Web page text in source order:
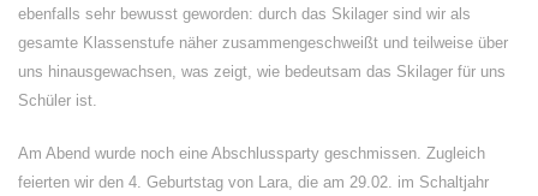
ebenfalls sehr bewusst geworden: durch das Skilager sind wir als
gesamte Klassenstufe näher zusammengeschweißt und teilweise über
uns hinausgewachsen, was zeigt, wie bedeutsam das Skilager für uns
Schüler ist.
Am Abend wurde noch eine Abschlussparty geschmissen. Zugleich
feierten wir den 4. Geburtstag von Lara, die am 29.02. im Schaltjahr